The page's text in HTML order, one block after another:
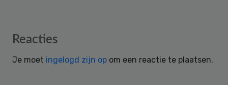
Reader
Reacties
Je moet ingelogd zijn op om een reactie te plaatsen.